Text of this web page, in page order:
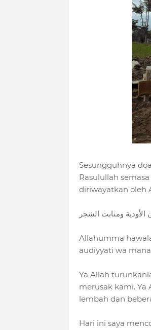
Sesungguhnya
Rasulullah
diriwayatkan oleh
الأودية ومنابت الشجر
Allahumma
audiyyati wa
Ya Allah
merusak kami.
lembah dan
Hari ini saya